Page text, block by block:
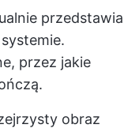
przedstawia
przez jakie
obraz